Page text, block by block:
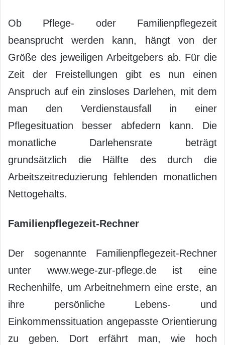
Ob Pflege- oder Familienpflegezeit
beansprucht werden kann, hängt von der
Größe des jeweiligen Arbeitgebers ab. Für die
Zeit der Freistellungen gibt es nun einen
Anspruch auf ein zinsloses Darlehen, mit dem
man den Verdienstausfall in einer
Pflegesituation besser abfedern kann. Die
monatliche Darlehensrate beträgt
grundsätzlich die Hälfte des durch die
Arbeitszeitreduzierung fehlenden monatlichen
Nettogehalts.
Familienpflegezeit-Rechner
Der sogenannte Familienpflegezeit-Rechner
unter www.wege-zur-pflege.de ist eine
Rechenhilfe, um Arbeitnehmern eine erste, an
ihre persönliche Lebens- und
Einkommenssituation angepasste Orientierung
zu geben. Dort erfährt man, wie hoch